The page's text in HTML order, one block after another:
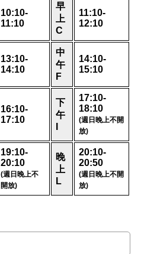
10:10-
11:10
早
上
C
11:10-
12:10
13:10-
14:10
中
午
F
14:10-
15:10
16:10-
17:10
下
午
17:10-
18:10
(週日晚上不開
放)
19:10-
20:10
(週日晚上不
開放)
晚
上
L
20:10-
20:50
(週日晚上不開
放)